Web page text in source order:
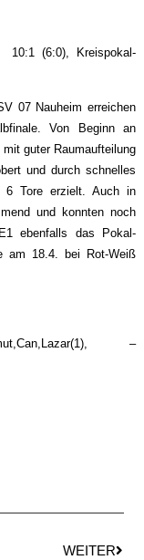
(6:0), Kreispokal-
07 Nauheim erreichen
Von Beginn an
guter Raumaufteilung
und durch schnelles
6 Tore erzielt. Auch in
und konnten noch
ebenfalls das Pokal-
am 18.4. bei Rot-Weiß
–
WEITER